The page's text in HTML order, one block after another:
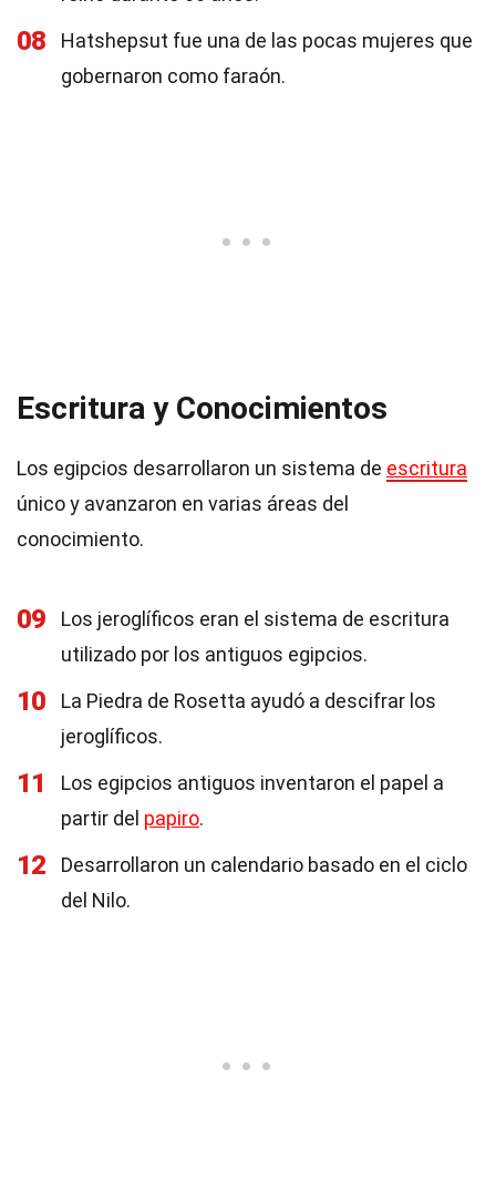
08
Hatshepsut fue una de las pocas mujeres que
gobernaron como faraón.
Escritura y Conocimientos
Los egipcios desarrollaron un sistema de escritura
único y avanzaron en varias áreas del
conocimiento.
09
Los jeroglíficos eran el sistema de escritura
utilizado por los antiguos egipcios.
10
La Piedra de Rosetta ayudó a descifrar los
jeroglíficos.
11
Los egipcios antiguos inventaron el papel a
partir del papiro.
12
Desarrollaron un calendario basado en el ciclo
del Nilo.